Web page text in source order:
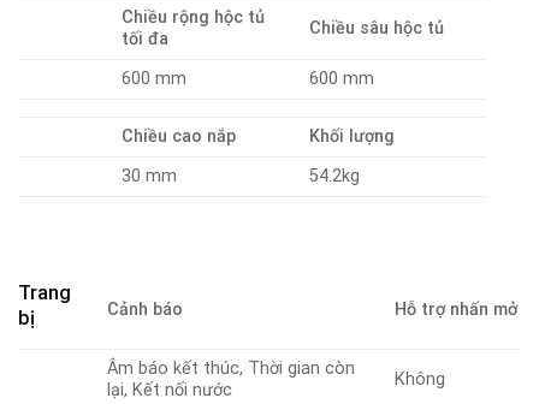
Chiều rộng hộc tủ
tối đa
Chiều sâu hộc tủ
600 mm 600 mm
Chiều cao nắp
Khối lượng
30 mm
54.2kg
Trang
bị
Cảnh báo Hỗ trợ nhấn mở
Âm báo kết thúc, Thời gian còn
lại, Kết nối nước
Không